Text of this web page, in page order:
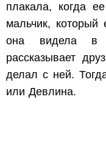
плакала, когда
мальчик,
она видела в
рассказывает
делал с ней.
или Девлина.